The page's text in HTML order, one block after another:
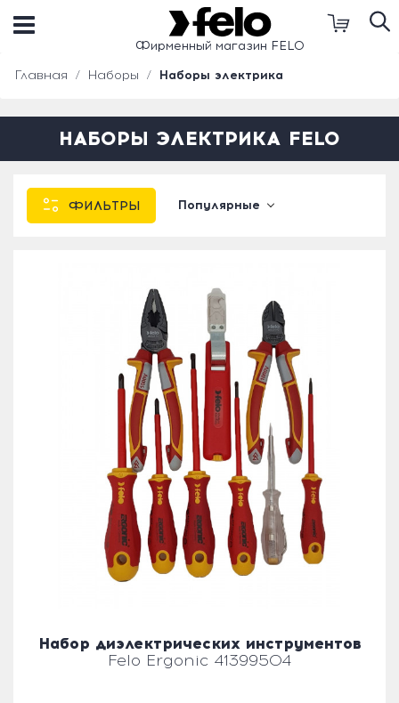
Фирменный магазин FELO
Главная
Наборы Наборы электрика
НАБОРЫ ЭЛЕКТРИКА FELO
ФИЛЬТРЫ Популярные
Набор диэлектрических инструментов
Felo Ergonic 41399504